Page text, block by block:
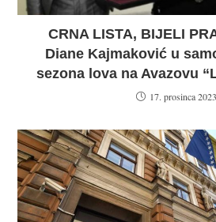
CRNA LISTA, BIJELI
Diane Kajmaković u
sezona lova na Avazovu
17. prosinca